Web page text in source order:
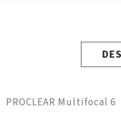
PROCLEAR Multifocal 6